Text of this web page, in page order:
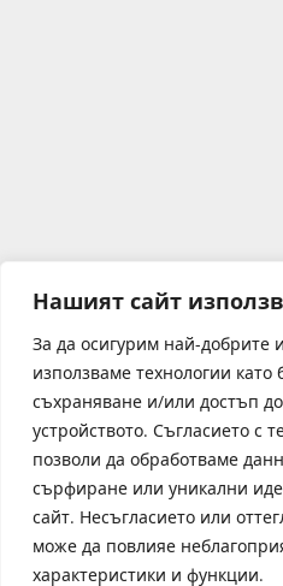
Нашият сайт
За да осигурим най-добрите
използваме технологии като
съхраняване и/или достъп
устройството. Съгласието с
позволи да обработваме
сърфиране или уникални
сайт. Несъгласието или
може да повлияе
характеристики и функции.